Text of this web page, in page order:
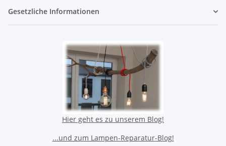
Gesetzliche Informationen
Hier geht es zu unserem Blog!
...und zum Lampen-Reparatur-Blog!